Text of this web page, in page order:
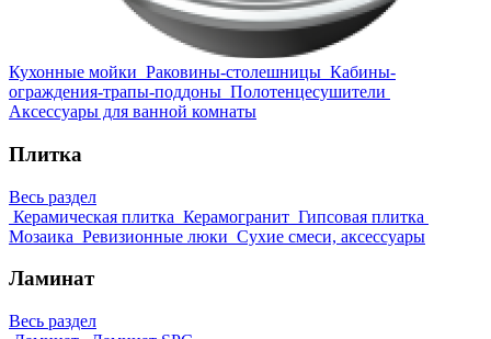
Кухонные мойки Раковины-столешницы Кабины-
ограждения-трапы-поддоны Полотенцесушители
Аксессуары для ванной комнаты
Плитка
Весь раздел
Керамическая плитка Керамогранит Гипсовая плитка
Мозаика Ревизионные люки Сухие смеси, аксессуары
Ламинат
Весь раздел